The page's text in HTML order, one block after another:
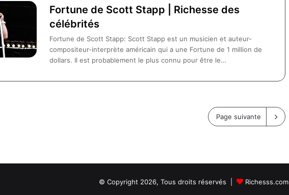
Fortune de Scott Stapp | Richesse des
célébrités
Fortune de Scott Stapp: Scott Stapp est un musicien et auteur-
compositeur-interprète américain qui a une Fortune de 1 million de
dollars. Il est probablement le plus connu pour être le…
Page suivante
© Copyright 2026, Tous droits réservés | Richesss.com